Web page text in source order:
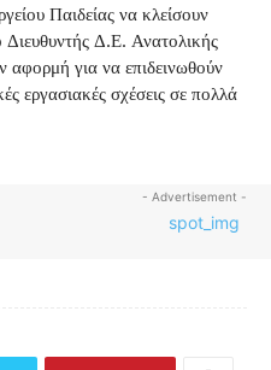
Παιδείας να κλείσουν
Διευθυντής Δ.Ε. Ανατολικής
αφορμή για να επιδεινωθούν
εργασιακές σχέσεις σε πολλά
- Advertisement -